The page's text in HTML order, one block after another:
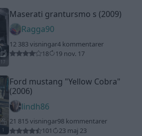
17
Maserati grantursmo s (2009)
Ragga90
12 383 visningar4 kommentarer
18
19 nov. 17
1
Ford mustang "Yellow Cobra"
(2006)
lindh86
21 815 visningar98 kommentarer
101
23 maj 23